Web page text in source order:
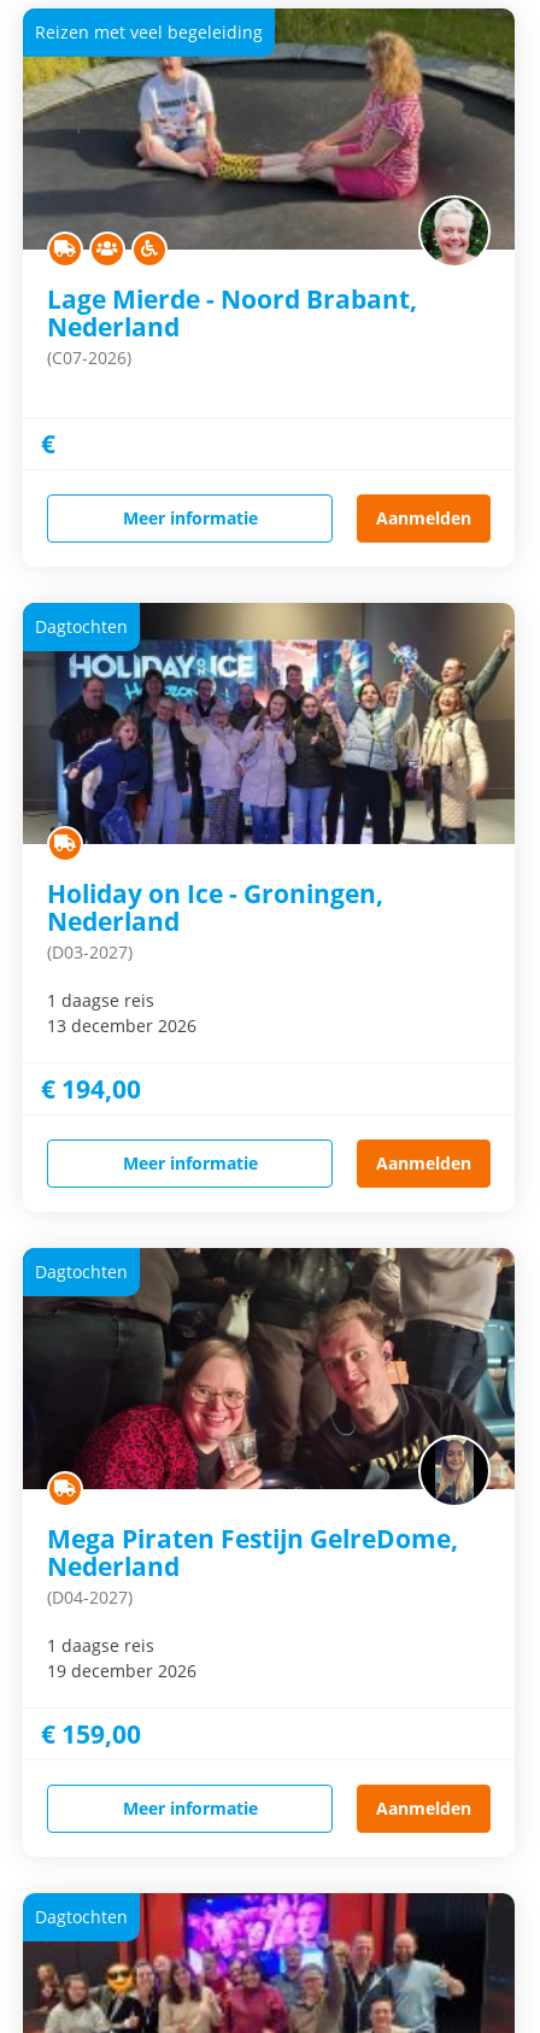
Reizen met veel begeleiding
Lage Mierde - Noord Brabant,
Nederland
(C07-2026)
€
Meer informatie Aanmelden
Dagtochten
Holiday on Ice - Groningen,
Nederland
(D03-2027)
1 daagse reis
13 december 2026
€ 194,00
Meer informatie Aanmelden
Dagtochten
Mega Piraten Festijn GelreDome,
Nederland
(D04-2027)
1 daagse reis
19 december 2026
€ 159,00
Meer informatie Aanmelden
Dagtochten